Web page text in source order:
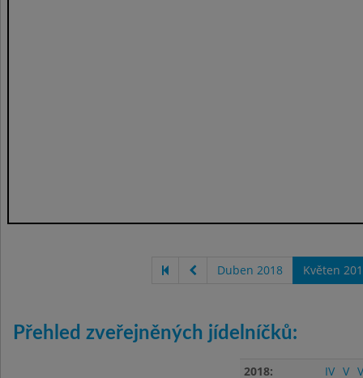
Duben 2018 Květen
Přehled zveřejněných jídelníčků:
2018: IV V